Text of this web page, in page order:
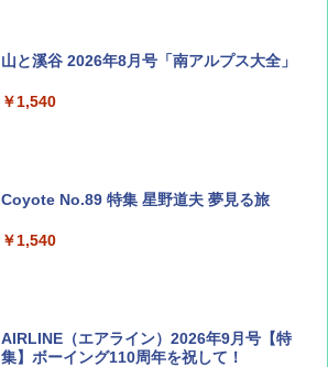
山と溪谷 2026年8月号「南アルプス大全」
￥1,540
Coyote No.89 特集 星野道夫 夢見る旅
￥1,540
AIRLINE（エアライン）2026年9月号【特
集】ボーイング110周年を祝して！